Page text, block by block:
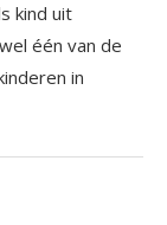
kind uit
één van de
in